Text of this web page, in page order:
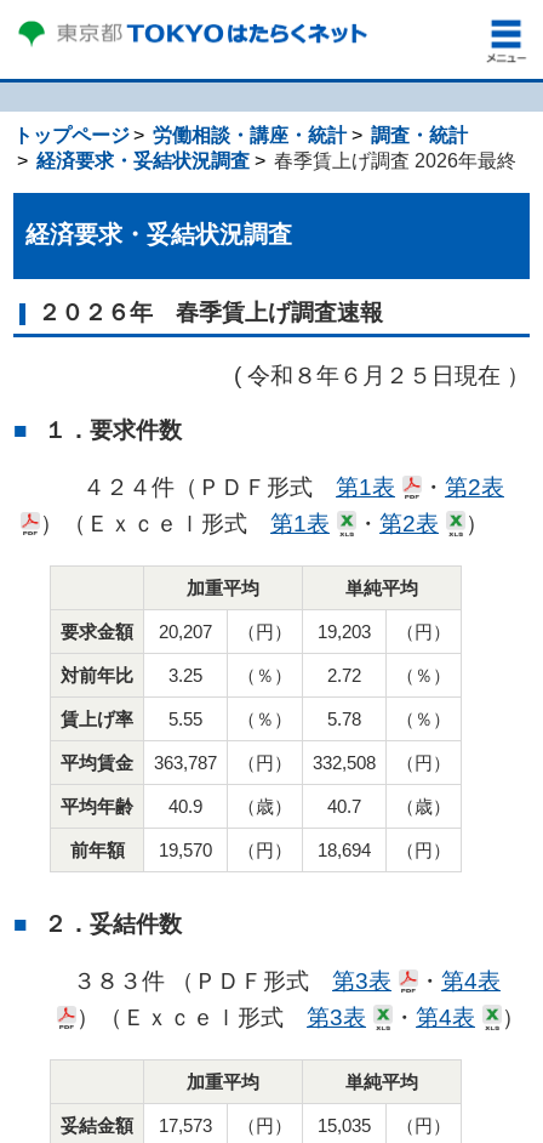
トップページ 労働相談・講座・統計
調査・統計
経済要求・妥結状況調査
春季賃上げ調査 2026年最終
経済要求・妥結状況調査
２０２６年 春季賃上げ調査速報
( 令和８年６月２５日現在 ）
１．要求件数
４２４件（ＰＤＦ形式 第1表 ・ 第2表
）（Ｅｘｃｅｌ形式 第1表 ・ 第2表 ）
加重平均 単純平均
要求金額 20,207 （円） 19,203 （円）
対前年比 3.25 （％） 2.72 （％）
賃上げ率 5.55 （％） 5.78 （％）
平均賃金 363,787 （円） 332,508 （円）
平均年齢 40.9 （歳） 40.7 （歳）
前年額 19,570 （円） 18,694 （円）
２．妥結件数
３８３件 （ＰＤＦ形式 第3表 ・ 第4表
）（Ｅｘｃｅｌ形式 第3表 ・ 第4表 ）
加重平均 単純平均
妥結金額 17,573 （円） 15,035 （円）